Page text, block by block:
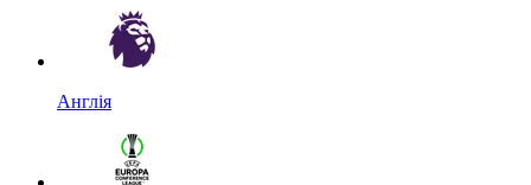
Англія